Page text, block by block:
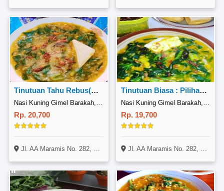
Tinutuan Tahu Rebus(Pake Serafom Dan Leper)
Nasi Kuning Gimel Barakah, Lapangan
Rp. 20,700
Jl. AA Maramis No. 282, Mapanget, Manado
Tinutuan Biasa : Pilihan Bubur Kental/bubur Berkuah
Nasi Kuning Gimel Barakah, Lapangan
Rp. 19,700
Jl. AA Maramis No. 282, Mapanget, Manado